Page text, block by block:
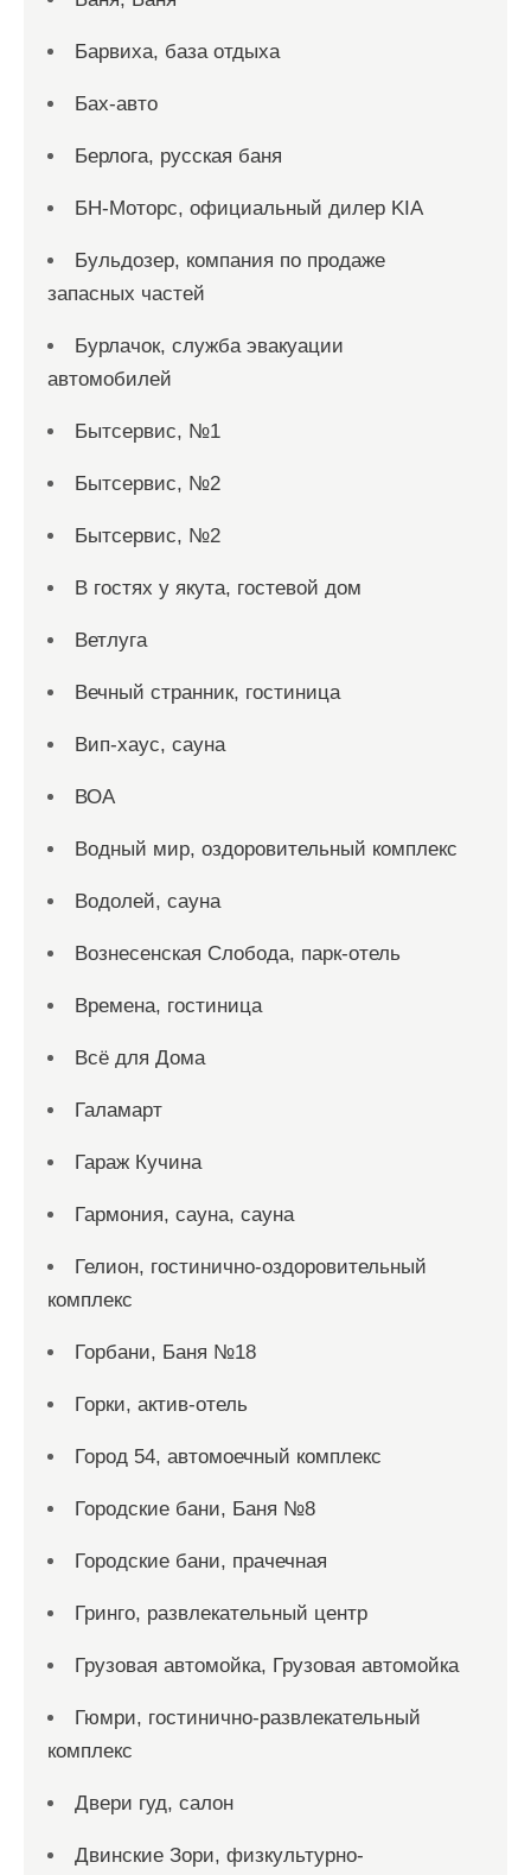
Барвиха, база отдыха
Бах-авто
Берлога, русская баня
БН-Моторс, официальный дилер KIA
Бульдозер, компания по продаже
запасных частей
Бурлачок, служба эвакуации
автомобилей
Бытсервис, №1
Бытсервис, №2
Бытсервис, №2
В гостях у якута, гостевой дом
Ветлуга
Вечный странник, гостиница
Вип-хаус, сауна
ВОА
Водный мир, оздоровительный комплекс
Водолей, сауна
Вознесенская Слобода, парк-отель
Времена, гостиница
Всё для Дома
Галамарт
Гараж Кучина
Гармония, сауна, сауна
Гелион, гостинично-оздоровительный
комплекс
Горбани, Баня №18
Горки, актив-отель
Город 54, автомоечный комплекс
Городские бани, Баня №8
Городские бани, прачечная
Гринго, развлекательный центр
Грузовая автомойка, Грузовая автомойка
Гюмри, гостинично-развлекательный
комплекс
Двери гуд, салон
Двинские Зори, физкультурно-